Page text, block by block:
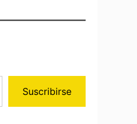
Suscribirse